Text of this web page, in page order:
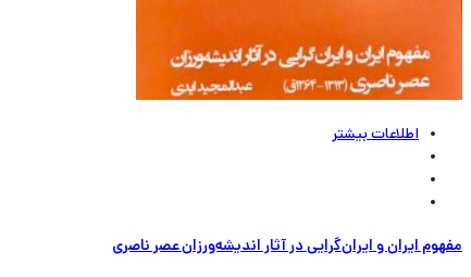
اطلاعات بیشتر
مفهوم ایران و ایران‌گرایی در آثار اندیشه‌ورزان عصر ناصری